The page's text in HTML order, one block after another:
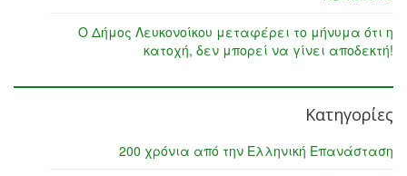
Ο Δήμος Λευκονοίκου μεταφέρει το μήνυμα ότι η
κατοχή, δεν μπορεί να γίνει αποδεκτή!
Κατηγορίες
200 χρόνια από την Ελληνική Επανάσταση